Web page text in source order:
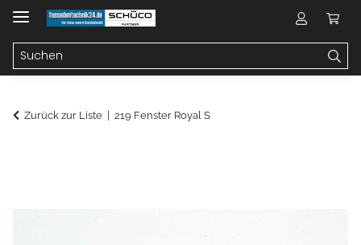
Zurück zur Liste 219 Fenster Royal S